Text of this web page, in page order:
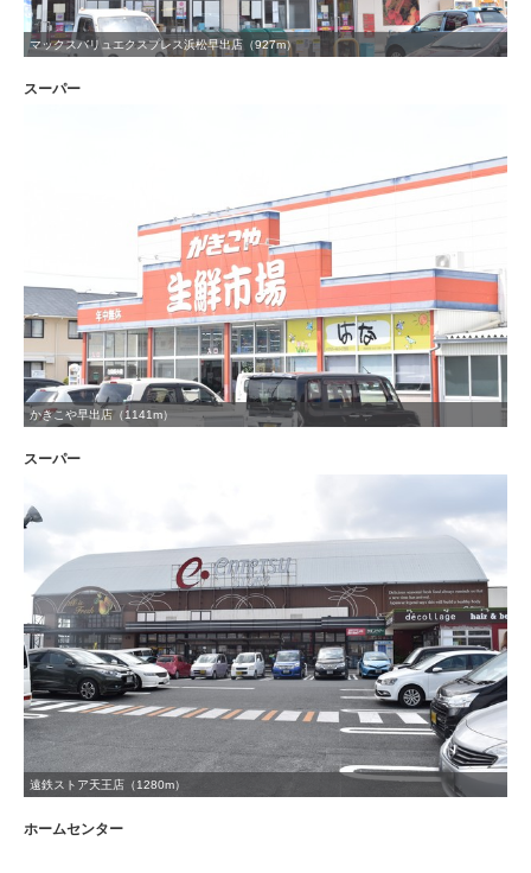
マックスバリュエクスプレス浜松早出店（927m）
スーパー
かきこや早出店（1141m）
スーパー
遠鉄ストア天王店（1280m）
ホームセンター